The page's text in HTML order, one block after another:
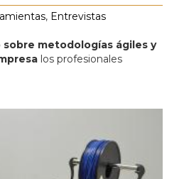
, Entrevistas
sobre metodologías ágiles y
los profesionales